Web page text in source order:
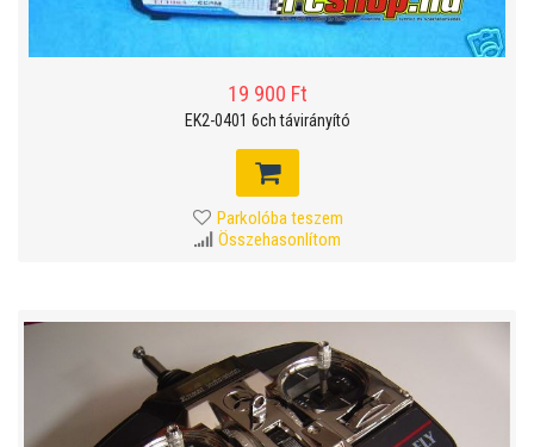
19 900 Ft
EK2-0401 6ch távirányító
Parkolóba teszem
Összehasonlítom